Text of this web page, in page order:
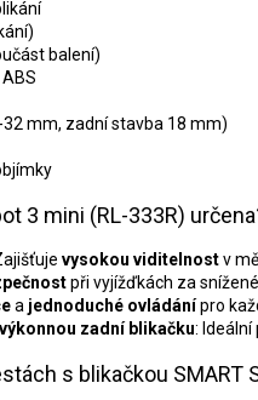
balení)
mm, zadní stavba 18 mm)
3 mini (RL-333R)
vysokou viditelnostv
při vyjížďkách za
a jednoduché ovládánípro
zadní blikačku: Ideální
s blikačkou SMART